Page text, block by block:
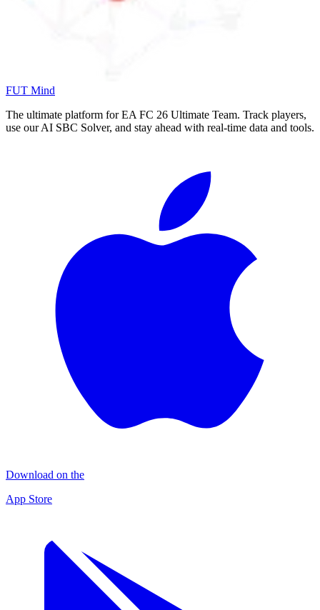
FUT Mind
The ultimate platform for EA FC 26 Ultimate Team. Track players,
use our AI SBC Solver, and stay ahead with real-time data and tools.
Download on the
App Store